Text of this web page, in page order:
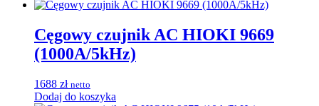
Cęgowy czujnik AC HIOKI 9669
(1000A/5kHz)
1688 zł netto
Dodaj do koszyka